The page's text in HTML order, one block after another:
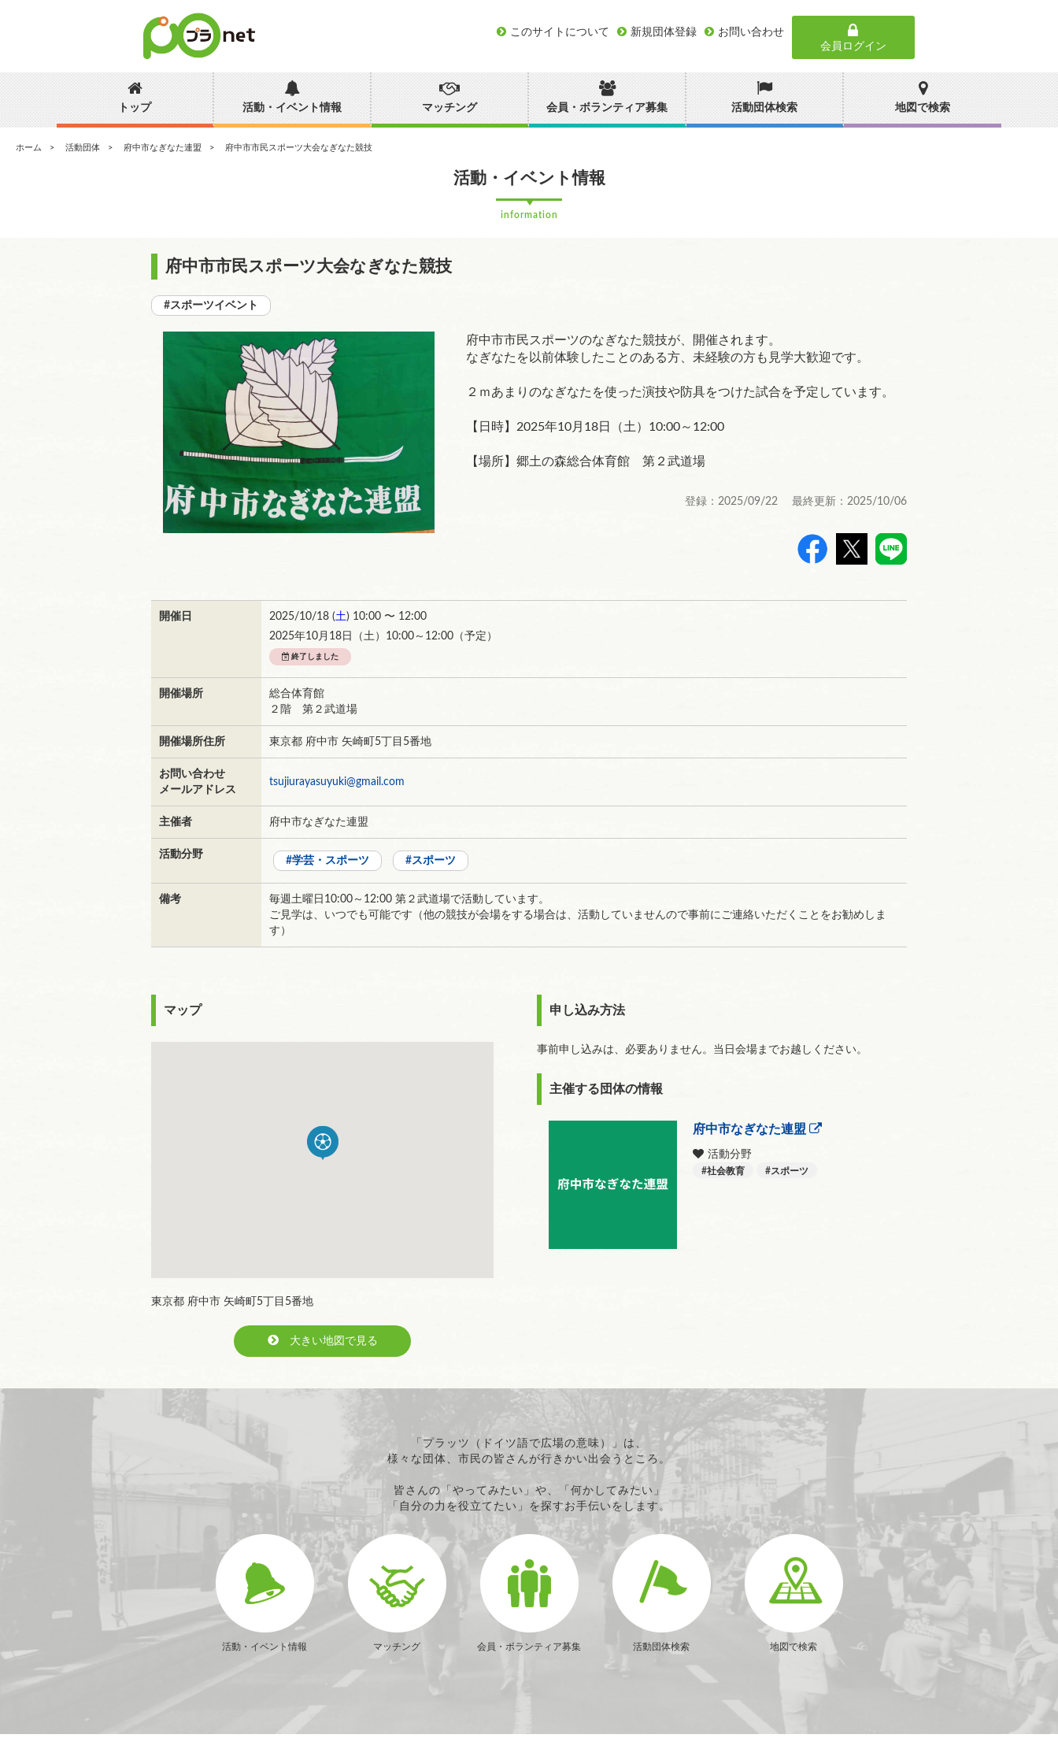
このサイトについて 新規団体登録
お問い合わせ
会員ログイン
トップ 活動・イベント情報 マッチング 会員・ボランティア募集 活動団体検索 地図で検索
ホーム 活動団体 府中市なぎなた連盟 府中市市民スポーツ大会なぎなた競技
活動・イベント情報
information
府中市市民スポーツ大会なぎなた競技
#スポーツイベント
府中市市民スポーツのなぎなた競技が、開催されます。
なぎなたを以前体験したことのある方、未経験の方も見学大歓迎です。
２ｍあまりのなぎなたを使った演技や防具をつけた試合を予定しています。
【日時】2025年10月18日（土）10:00～12:00
【場所】郷土の森総合体育館 第２武道場
登録：2025/09/22 最終更新：2025/10/06
開催日 2025/10/18 (土) 10:00 〜 12:00
2025年10月18日（土）10:00～12:00（予定）
終了しました
開催場所
総合体育館
２階 第２武道場
開催場所住所 東京都 府中市 矢崎町5丁目5番地
お問い合わせ
メールアドレス
tsujiurayasuyuki@gmail.com
主催者 府中市なぎなた連盟
活動分野
学芸・スポーツ スポーツ
備考
毎週土曜日10:00～12:00 第２武道場で活動しています。
ご見学は、いつでも可能です（他の競技が会場をする場合は、活動していませんので事前にご連絡いただくことをお勧めしま
す）
マップ
東京都 府中市 矢崎町5丁目5番地
大きい地図で見る
申し込み方法
事前申し込みは、必要ありません。当日会場までお越しください。
主催する団体の情報
府中市なぎなた連盟
活動分野
社会教育 スポーツ
「プラッツ（ドイツ語で広場の意味）」は、
様々な団体、市民の皆さんが行きかい出会うところ。
皆さんの「やってみたい」や、「何かしてみたい」
「自分の力を役立てたい」を探すお手伝いをします。
活動・イベント情報 マッチング 会員・ボランティア募集 活動団体検索 地図で検索